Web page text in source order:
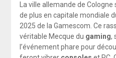
La ville allemande de
de plus en capitale mondiale
2025 de la Gamescom. Ce
véritable Mecque du gaming,
l’événement phare pour